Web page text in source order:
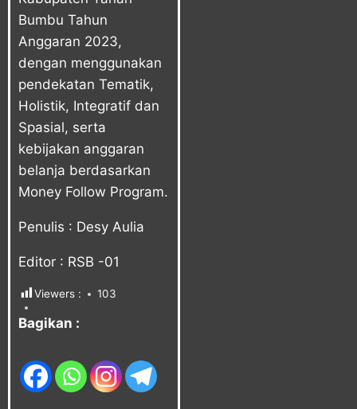
Bumbu Tahun
Anggaran 2023,
dengan menggunakan
pendekatan Tematik,
Holistik, Integratif dan
Spasial, serta
kebijakan anggaran
belanja berdasarkan
Money Follow Program.
Penulis : Desy Aulia
Editor : RSB -01
Viewers : 103
Bagikan :